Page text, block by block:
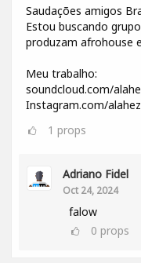
Saudações amigos
Estou buscando
produzam afrohouse
Meu trabalho:
soundcloud.com/
Instagram.com/alahez
1 props
Adriano Fidel
Oct 24, 2024
falow
0 props